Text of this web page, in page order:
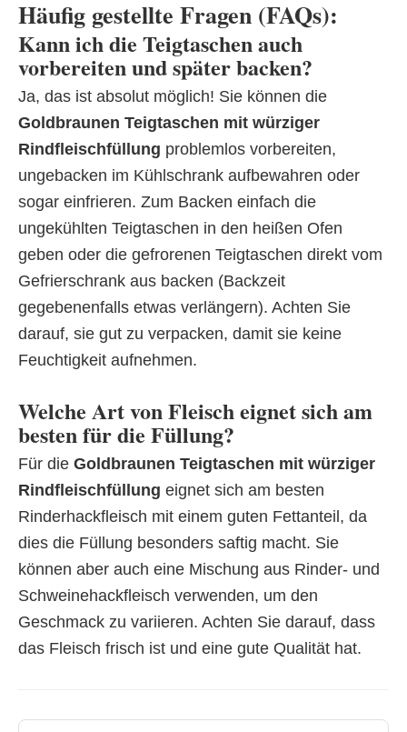
Häufig gestellte Fragen (FAQs):
Kann ich die Teigtaschen auch
vorbereiten und später backen?
Ja, das ist absolut möglich! Sie können die
Goldbraunen Teigtaschen mit würziger
Rindfleischfüllung problemlos vorbereiten,
ungebacken im Kühlschrank aufbewahren oder
sogar einfrieren. Zum Backen einfach die
ungekühlten Teigtaschen in den heißen Ofen
geben oder die gefrorenen Teigtaschen direkt vom
Gefrierschrank aus backen (Backzeit
gegebenenfalls etwas verlängern). Achten Sie
darauf, sie gut zu verpacken, damit sie keine
Feuchtigkeit aufnehmen.
Welche Art von Fleisch eignet sich am
besten für die Füllung?
Für die Goldbraunen Teigtaschen mit würziger
Rindfleischfüllung eignet sich am besten
Rinderhackfleisch mit einem guten Fettanteil, da
dies die Füllung besonders saftig macht. Sie
können aber auch eine Mischung aus Rinder- und
Schweinehackfleisch verwenden, um den
Geschmack zu variieren. Achten Sie darauf, dass
das Fleisch frisch ist und eine gute Qualität hat.